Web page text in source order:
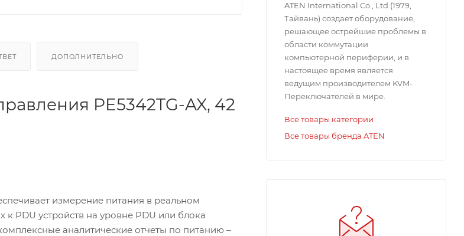
ДОПОЛНИТЕЛЬНО
PE5342TG-AX, 42
измерение питания в реальном
PDU устройств на уровне PDU или блока
аналитические отчеты по питанию –
ATEN International Co., Ltd.(1979,
Тайвань) создает оборудование,
решающее острейшие проблемы в
области коммутации
компьютерной периферии, и в
настоящее время является
ведущим производителем KVM-
Переключателей в мире.
Все товары категории
Все товары бренда ATEN